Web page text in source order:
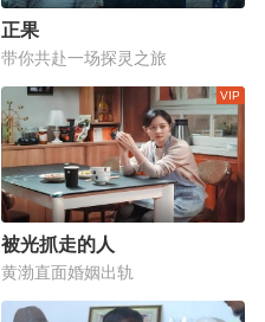
正果
带你共赴一场探灵之旅
被光抓走的人
黄渤直面婚姻出轨